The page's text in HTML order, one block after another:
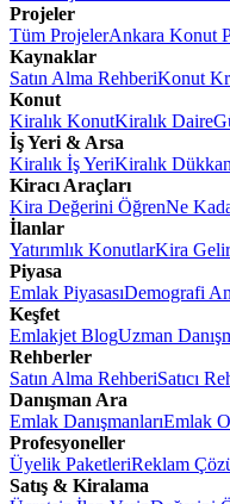
Projeler
Tüm ProjelerAnkara Konut
Kaynaklar
Satın Alma RehberiKonut
Konut
Kiralık KonutKiralık Daire
İş Yeri & Arsa
Kiralık İş YeriKiralık Dükkan
Kiracı Araçları
Kira Değerini ÖğrenNe
İlanlar
Yatırımlık KonutlarKira
Piyasa
Emlak PiyasasıDemografi
Keşfet
Emlakjet BlogUzman
Rehberler
Satın Alma RehberiSatıcı
Danışman Ara
Emlak DanışmanlarıEmlak
Profesyoneller
Üyelik PaketleriReklam
Satış & Kiralama